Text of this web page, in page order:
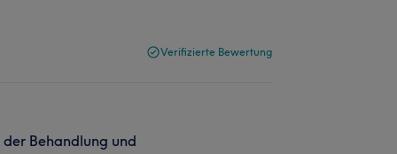
Verifizierte Bewertung
Behandlung und